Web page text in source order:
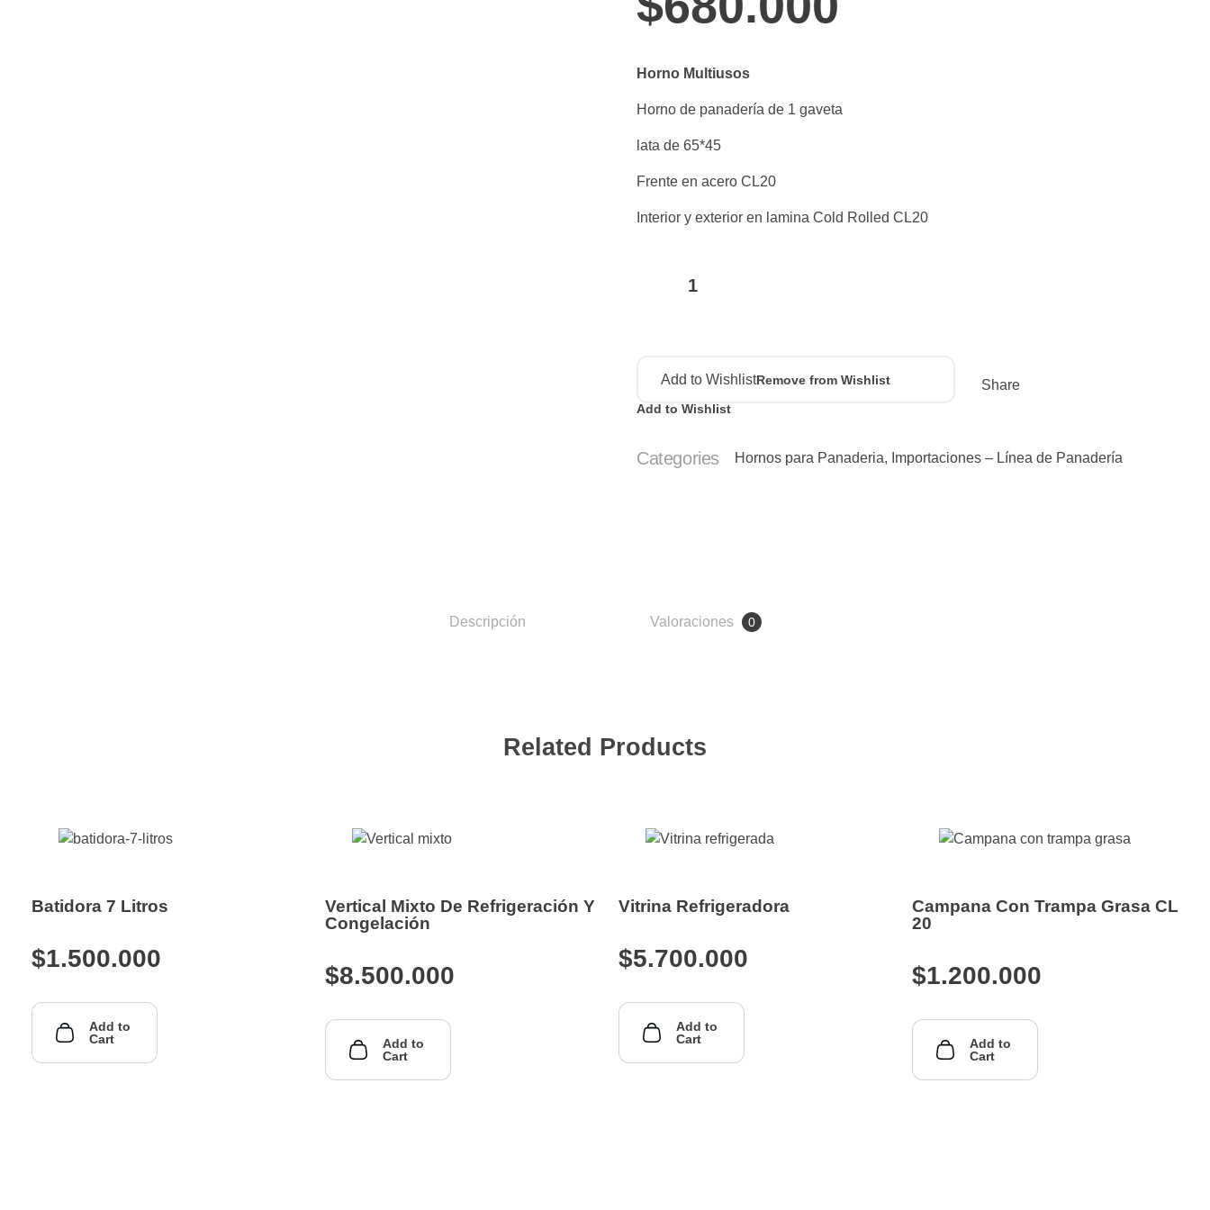
Horno Multiusos
Horno de panadería de 1 gaveta
lata de 65*45
Frente en acero CL20
Interior y exterior en lamina Cold Rolled CL20
Add to WishlistRemove from Wishlist
Add to Wishlist
Share
Categories Hornos para Panaderia, Importaciones – Línea de Panadería
Descripción Valoraciones 0
Related Products
Batidora 7 Litros
$1.500.000
Add to
Cart
Vertical Mixto De Refrigeración Y
Congelación
$8.500.000
Add to
Cart
Vitrina Refrigeradora
$5.700.000
Add to
Cart
Campana Con Trampa Grasa CL
20
$1.200.000
Add to
Cart